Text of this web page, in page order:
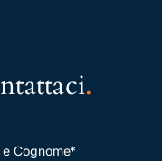
.
e Cognome*